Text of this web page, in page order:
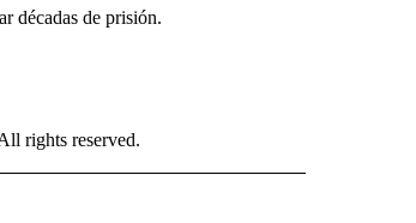
décadas de prisión.
rights reserved.
NOTIFICATIONS ABOUT NEW PAGES ON "CNN - SPANISH".